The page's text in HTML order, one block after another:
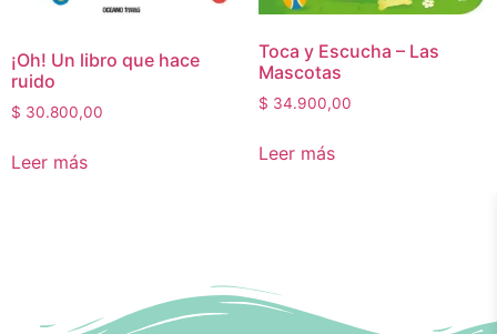
¡Oh! Un libro que hace
ruido
$ 30.800,00
Leer más
Toca y Escucha – Las
Mascotas
$ 34.900,00
Leer más